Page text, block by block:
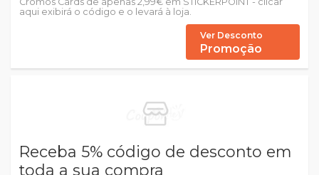
aqui exibirá o código e o levará à loja.
Ver Desconto
Promoção
Receba 5% código de desconto em
toda a sua compra